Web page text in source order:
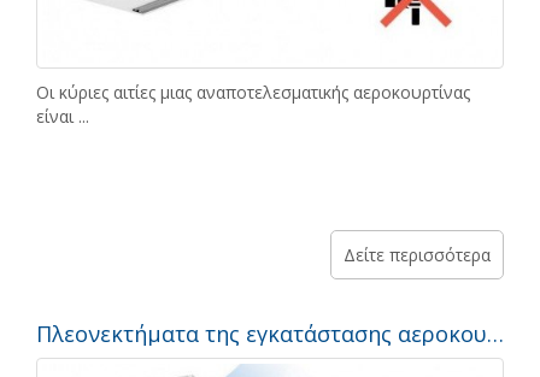
Οι κύριες αιτίες μιας αναποτελεσματικής αεροκουρτίνας
είναι ...
Δείτε περισσότερα
Πλεονεκτήματα της εγκατάστασης αεροκουρτίνας με αντλία θερμότητας